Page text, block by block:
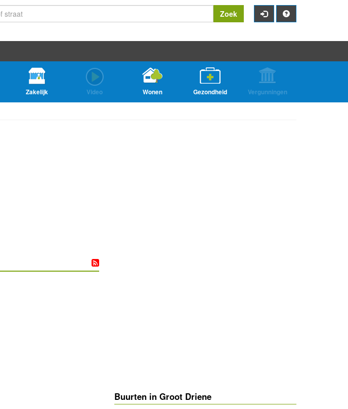
Zoek
Zakelijk Video Wonen Gezondheid Vergunningen
Buurten in Groot Driene